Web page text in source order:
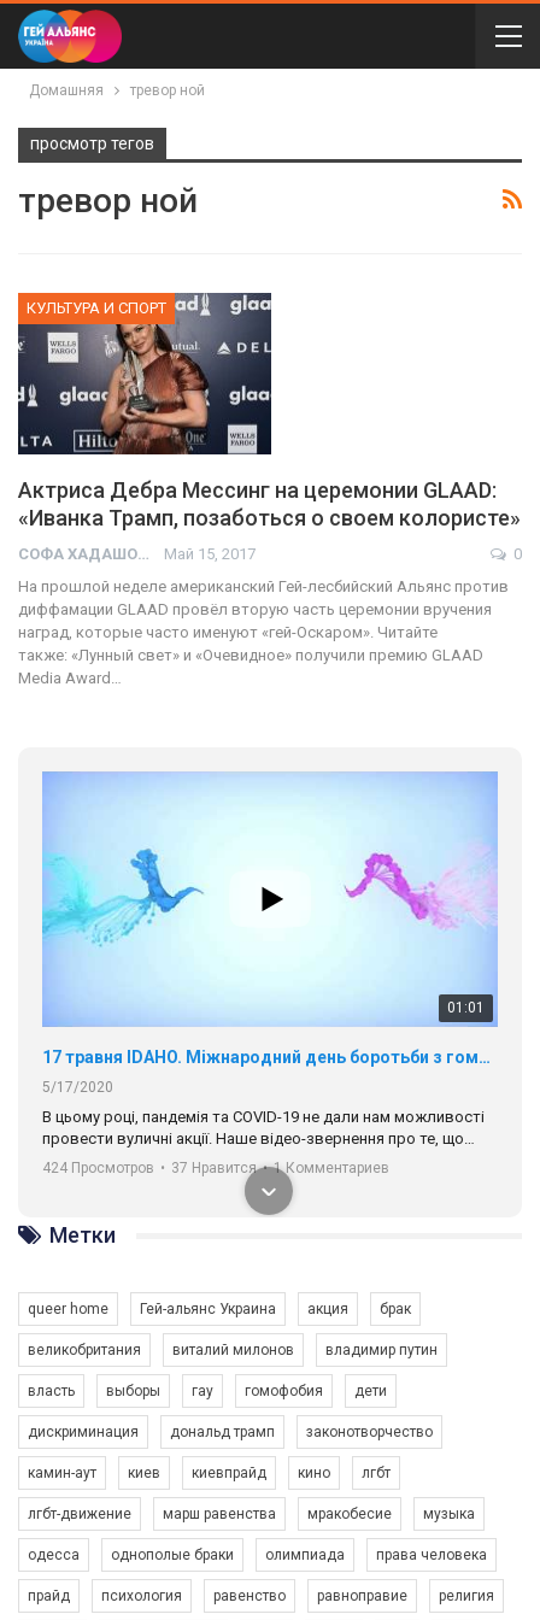
Домашняя тревор ной
просмотр тегов
тревор ной
КУЛЬТУРА И СПОРТ
Актриса Дебра Мессинг на церемонии GLAAD:
«Иванка Трамп, позаботься о своем колористе»
СОФА ХАДАШОТ Май 15, 2017
0
На прошлой неделе американский Гей-лесбийский Альянс против
диффамации GLAAD провёл вторую часть церемонии вручения
наград, которые часто именуют «гей-Оскаром». Читайте
также: «Лунный свет» и «Очевидное» получили премию GLAAD
Мedia Award…
01:01
17 травня IDAHO. Міжнародний день боротьби з гомофобією трансфобією і біфобія.
5/17/2020
В цьому році, пандемія та COVІD-19 не дали нам можливості
провести вуличні акції. Наше відео-звернення про те, що
навіть коли ми у різних містах та не можемо зустрінеться, ми
разом. Ми закликаємо всіх хто поділяє цінності рівності та
солідарності, приєднатися до нас. Регіональні підрозділи
ГАУ є в 16 областях України.
Разом наш голос лунає гучніше!
424 Просмотров • 37 Нравится • 1 Комментариев
Зупинимо насильство проти ЛГБТ в Україні! Stop violence against LGBT in Ukraine!
6/30/2017
Емоційний та вражаючий промо-ролік на конкурс PACT, який
представляє програму "Гей-альянс Україна" з протидії
Метки
queer home Гей-альянс Украина акция брак
великобритания виталий милонов владимир путин
власть выборы гау гомофобия дети
дискриминация дональд трамп законотворчество
камин-аут киев киевпрайд кино лгбт
лгбт-движение марш равенства мракобесие музыка
одесса однополые браки олимпиада права человека
прайд психология равенство равноправие религия